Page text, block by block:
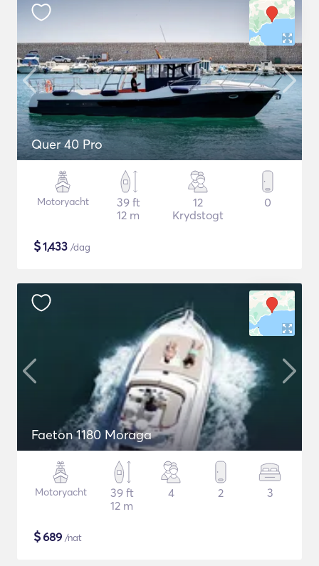
Quer 40 Pro
Motoryacht
39 ft
12 m
12
Krydstogt
0
$1,433 /dag
Faeton 1180 Moraga
Motoryacht
39 ft
12 m
4 2 3
$689 /nat